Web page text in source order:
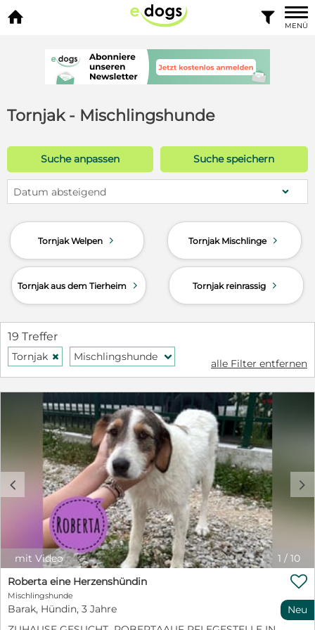
 
MENÜ
Tornjak - Mischlingshunde
Suche anpassen Suche speichern
Datum absteigend
Tornjak Welpen d Tornjak Mischlinge d
Tornjak aus dem Tierheim d Tornjak reinrassig d
19 Treffer
Tornjak H Mischlingshunde f
alle Filter entfernen
1 / 10
c d
mit Video
Roberta eine Herzenshündin
Mischlingshunde
Barak, Hündin, 3 Jahre

Neu